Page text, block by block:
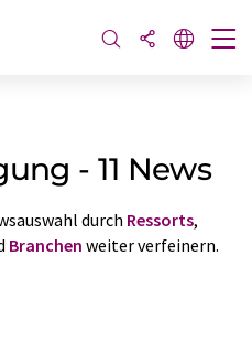
- 11 News
durch Ressorts,
Branchen weiter verfeinern.